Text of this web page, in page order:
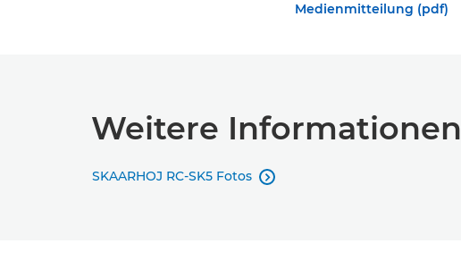
Medienmitteilung (pdf)
Weitere Informationen
SKAARHOJ RC-SK5 Fotos 